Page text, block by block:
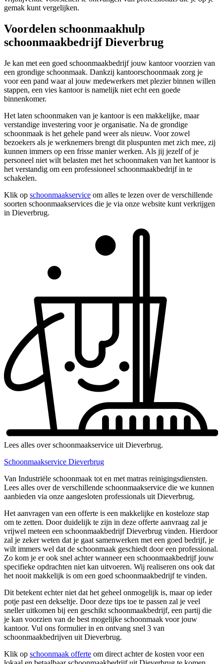
gemak kunt vergelijken.
Voordelen schoonmaakhulp
schoonmaakbedrijf Dieverbrug
Je kan met een goed schoonmaakbedrijf jouw kantoor voorzien van
een grondige schoonmaak. Dankzij kantoorschoonmaak zorg je
voor een pand waar al jouw medewerkers met plezier binnen willen
stappen, een vies kantoor is namelijk niet echt een goede
binnenkomer.
Het laten schoonmaken van je kantoor is een makkelijke, maar
verstandige investering voor je organisatie. Na de grondige
schoonmaak is het gehele pand weer als nieuw. Voor zowel
bezoekers als je werknemers brengt dit pluspunten met zich mee, zij
kunnen immers op een frisse manier werken. Als jij jezelf of je
personeel niet wilt belasten met het schoonmaken van het kantoor is
het verstandig om een professioneel schoonmaakbedrijf in te
schakelen.
Klik op schoonmaakservice om alles te lezen over de verschillende
soorten schoonmaakservices die je via onze website kunt verkrijgen
in Dieverbrug.
Lees alles over schoonmaakservice uit Dieverbrug.
Schoonmaakservice Dieverbrug
Van Industriële schoonmaak tot en met matras reinigingsdiensten.
Lees alles over de verschillende schoonmaakservice die we kunnen
aanbieden via onze aangesloten professionals uit Dieverbrug.
Het aanvragen van een offerte is een makkelijke en kosteloze stap
om te zetten. Door duidelijk te zijn in deze offerte aanvraag zal je
vrijwel meteen een schoonmaakbedrijf Dieverbrug vinden. Hierdoor
zal je zeker weten dat je gaat samenwerken met een goed bedrijf, je
wilt immers wel dat de schoonmaak geschiedt door een professional.
Zo kom je er ook snel achter wanneer een schoonmaakbedrijf jouw
specifieke opdrachten niet kan uitvoeren. Wij realiseren ons ook dat
het nooit makkelijk is om een goed schoonmaakbedrijf te vinden.
Dit betekent echter niet dat het geheel onmogelijk is, maar op ieder
potje past een dekseltje. Door deze tips toe te passen zal je veel
sneller uitkomen bij een geschikt schoonmaakbedrijf, een partij die
je kan voorzien van de best mogelijke schoonmaak voor jouw
kantoor. Vul ons formulier in en ontvang snel 3 van
schoonmaakbedrijven uit Dieverbrug.
Klik op schoonmaak offerte om direct achter de kosten voor een